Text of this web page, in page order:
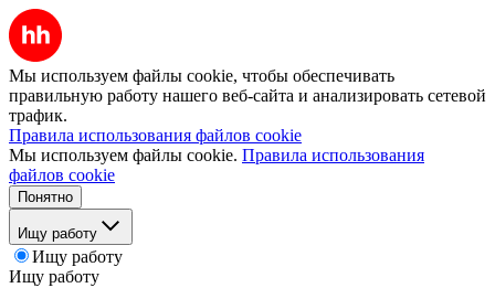
Мы используем файлы cookie, чтобы обеспечивать
правильную работу нашего веб-сайта и анализировать сетевой
трафик.
Правила использования файлов cookie
Мы используем файлы cookie. Правила использования
файлов cookie
Понятно
Ищу работу
Ищу работу
Ищу работу